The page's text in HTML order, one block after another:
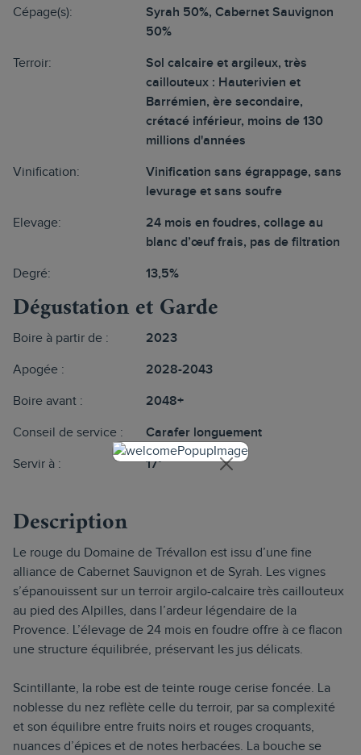
Cépage(s):
Syrah 50%, Cabernet Sauvignon
50%
Terroir:
Sol calcaire et argileux, très
caillouteux : Hauterivien et
Barrémien, ère secondaire,
crétacé inférieur, moins de 130
millions d'années
Vinification:
Vinification sans égrappage, sans
levurage et sans soufre
Elevage:
24 mois en foudres, collage au
blanc d’œuf frais, pas de filtration
Degré: 13,5%
Dégustation et Garde
Boire à partir de : 2023
Apogée : 2028-2043
Boire avant : 2048+
Conseil de service : Carafer longuement
Servir à : 17°
Description
Le rouge du Domaine de Trévallon est issu d’une fine
alliance de Cabernet Sauvignon et de Syrah. Les vignes
s’épanouissent sur un terroir argilo-calcaire très caillouteux
au pied des Alpilles, dans l’ardeur légendaire de la
Provence. L’élevage de 24 mois en foudre offre à ce flacon
une structure équilibrée, préservant les jus délicats.
Scintillante, la robe est de teinte rouge cerise foncée. La
noblesse du nez reflète celle du terroir, par sa complexité
et son équilibre entre fruits noirs et rouges croquants,
nuances d’épices et de notes herbacées. La bouche se